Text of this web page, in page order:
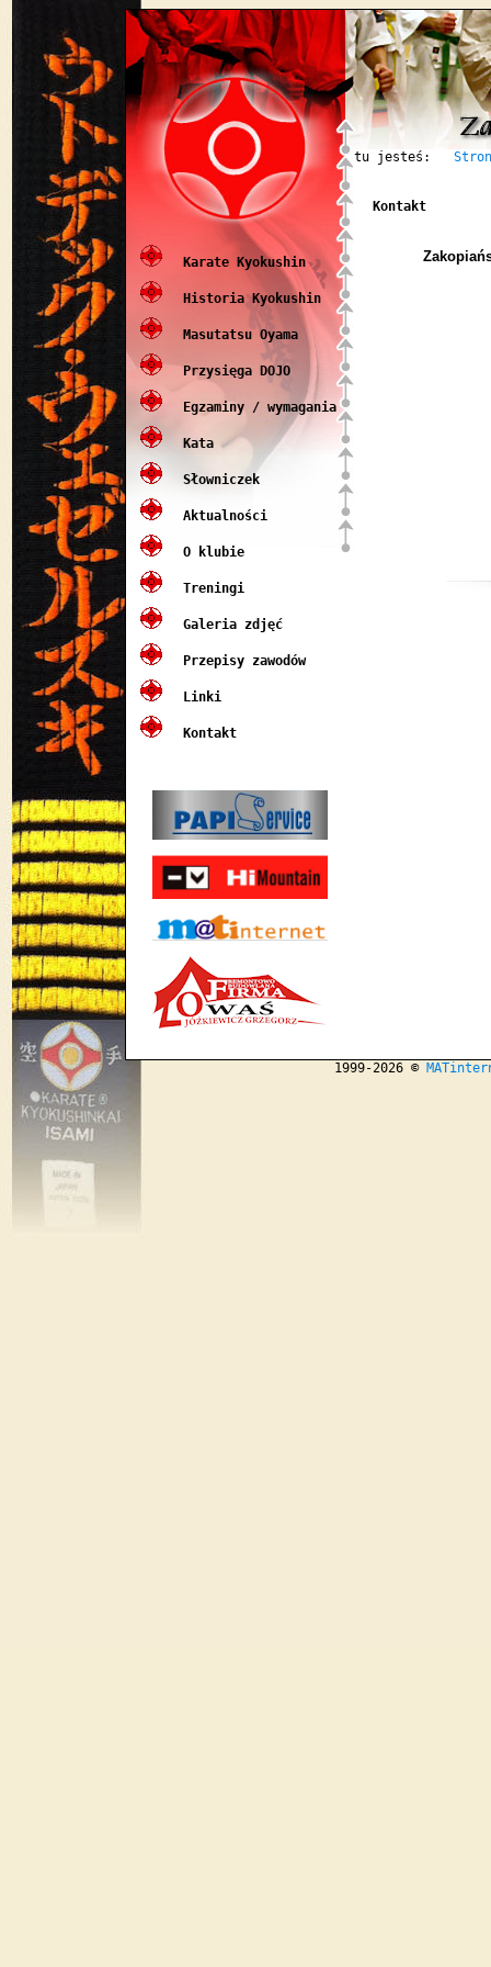
Karate Kyokushin
Historia Kyokushin
Masutatsu Oyama
Przysięga DOJO
Egzaminy / wymagania
Kata
Słowniczek
Aktualności
O klubie
Treningi
Galeria zdjęć
Przepisy zawodów
Linki
Kontakt
tu jesteś:
Kontakt
1999-2026 ©